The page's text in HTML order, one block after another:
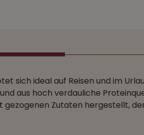
sich ideal auf Reisen und im
aus hoch verdauliche
Zutaten hergestellt,